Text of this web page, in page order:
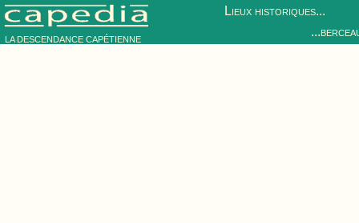
LA DESCENDANCE CAPÉTIENNE
Lieux historiques...